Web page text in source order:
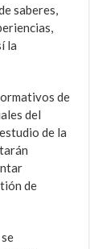
saberes,
la
de
del
de la
de